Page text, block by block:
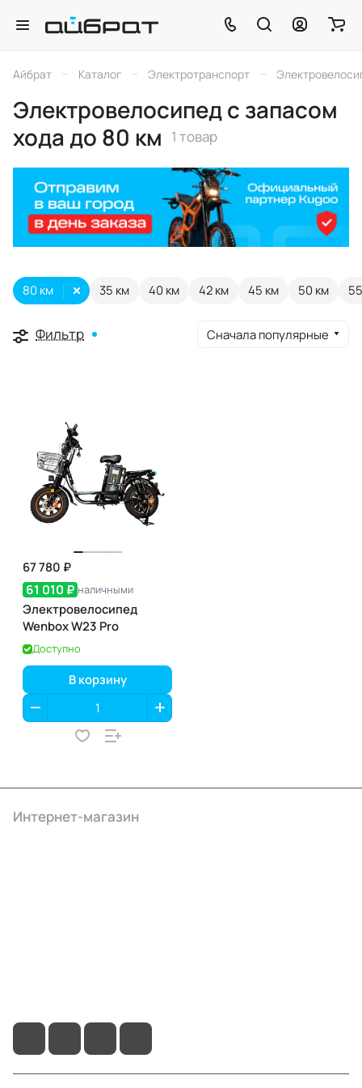
Айбрат – Каталог – Электротранспорт –
Электровелосипед с запасом
хода до 80 км
1 товар
35 км 40 км 42 км 45 км 50 км
80 км
Фильтр Сначала популярные
67 780 ₽
61 010 ₽ наличными
Электровелосипед
Wenbox W23 Pro
Доступно
В корзину
Интернет-магазин